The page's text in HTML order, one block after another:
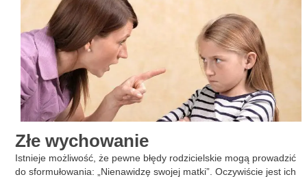
Złe wychowanie
Istnieje możliwość, że pewne błędy rodzicielskie mogą prowadzić
do sformułowania: „Nienawidzę swojej matki”. Oczywiście jest ich